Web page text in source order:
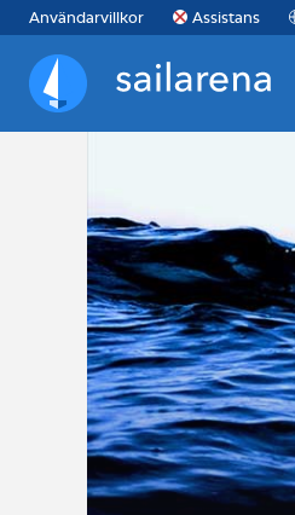
Användarvillkor Assistans
Sailarena